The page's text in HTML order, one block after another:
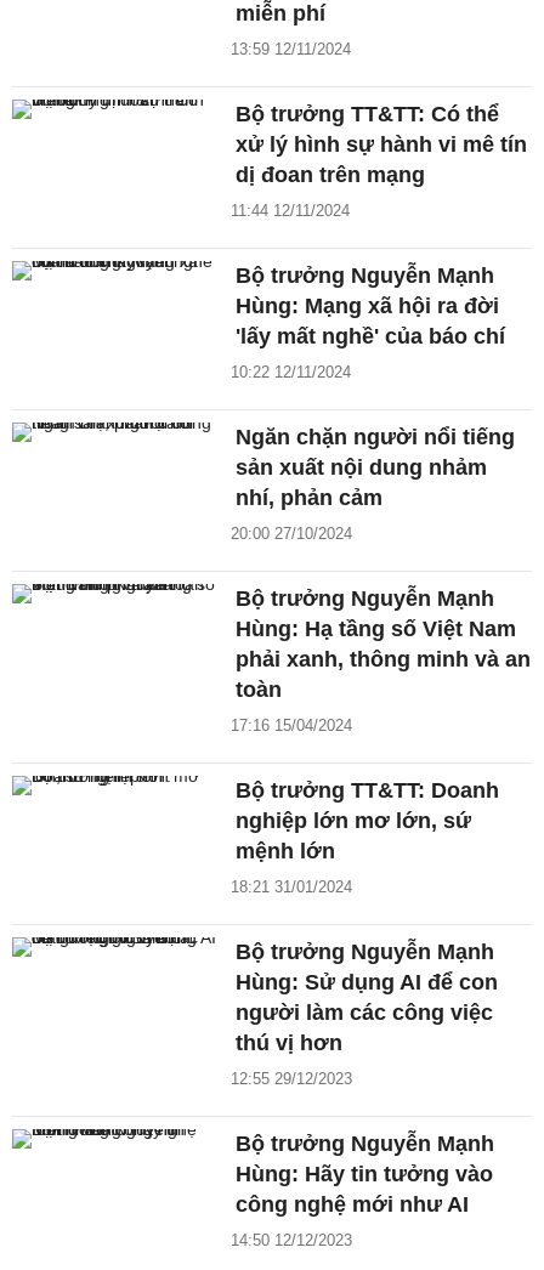
miễn phí
13:59 12/11/2024
Bộ trưởng TT&TT: Có thể
xử lý hình sự hành vi mê tín
dị đoan trên mạng
11:44 12/11/2024
Bộ trưởng Nguyễn Mạnh
Hùng: Mạng xã hội ra đời
'lấy mất nghề' của báo chí
10:22 12/11/2024
Ngăn chặn người nổi tiếng
sản xuất nội dung nhảm
nhí, phản cảm
20:00 27/10/2024
Bộ trưởng Nguyễn Mạnh
Hùng: Hạ tầng số Việt Nam
phải xanh, thông minh và an
toàn
17:16 15/04/2024
Bộ trưởng TT&TT: Doanh
nghiệp lớn mơ lớn, sứ
mệnh lớn
18:21 31/01/2024
Bộ trưởng Nguyễn Mạnh
Hùng: Sử dụng AI để con
người làm các công việc
thú vị hơn
12:55 29/12/2023
Bộ trưởng Nguyễn Mạnh
Hùng: Hãy tin tưởng vào
công nghệ mới như AI
14:50 12/12/2023